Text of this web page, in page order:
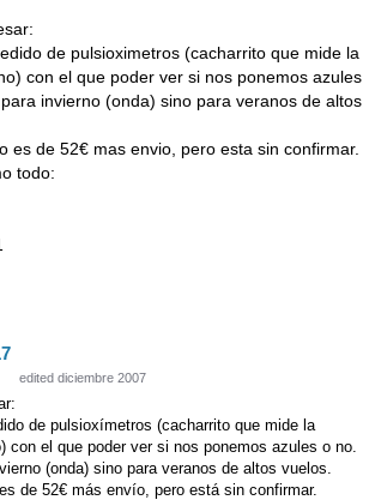
de pulsioximetros (cacharrito que mide la
con el que poder ver si nos ponemos azules
invierno (onda) sino para veranos de altos
es de 52€ mas envio, pero esta sin confirmar.
todo:
edited diciembre 2007
de pulsioxímetros (cacharrito que mide la
con el que poder ver si nos ponemos azules o no.
(onda) sino para veranos de altos vuelos.
de 52€ más envío, pero está sin confirmar.